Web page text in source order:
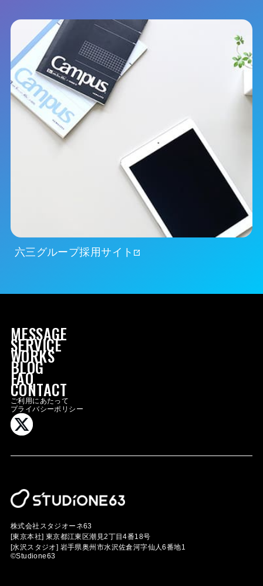
MESSAGE
SERVICE
WORKS
BLOG
FAQ
CONTACT
GROUP SITE
CSR
RECRUIT
六三グループ採用サイト
株式会社スタジオーネ63
[東京本社] 東京都江東区潮見2丁目4番18号
[水沢スタジオ] 岩手県奥州市水沢佐倉河字仙人6番地1
©Studione63
MESSAGE
SERVICE
WORKS
BLOG
FAQ
CONTACT
ご利用にあたって
プライバシーポリシー